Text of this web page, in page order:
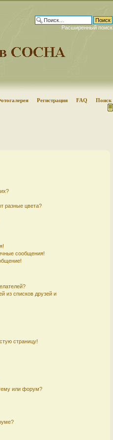
Расширенный поиск
Регистрация FAQ Поиск
разные цвета?
сообщения!
из списков друзей и
страницу!
или форум?